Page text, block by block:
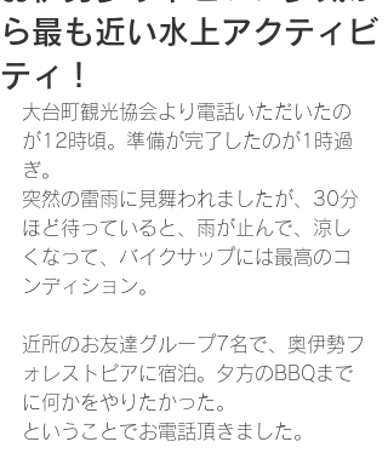
ら最も近い水上アクティビ
ティ！
大台町観光協会より電話いただいたの
が12時頃。準備が完了したのが1時過
ぎ。
突然の雷雨に見舞われましたが、30分
ほど待っていると、雨が止んで、涼し
くなって、バイクサップには最高のコ
ンディション。
近所のお友達グループ7名で、奥伊勢フ
ォレストピアに宿泊。夕方のBBQまで
に何かをやりたかった。
ということでお電話頂きました。